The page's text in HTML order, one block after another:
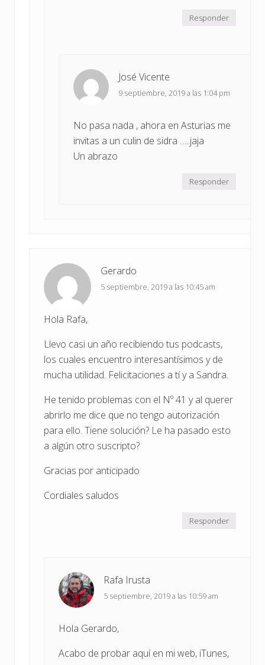
Responder
José Vicente
9 septiembre, 2019 a las 1:04 pm
No pasa nada , ahora en Asturias me
invitas a un culin de sidra …..jaja
Un abrazo
Responder
Gerardo
5 septiembre, 2019 a las 10:45 am
Hola Rafa,
Llevo casi un año recibiendo tus podcasts,
los cuales encuentro interesantísimos y de
mucha utilidad. Felicitaciones a tí y a Sandra.
He tenido problemas con el Nº 41 y al querer
abrirlo me dice que no tengo autorización
para ello. Tiene solución? Le ha pasado esto
a algún otro suscripto?
Gracias por anticipado
Cordiales saludos
Responder
Rafa Irusta
5 septiembre, 2019 a las 10:59 am
Hola Gerardo,
Acabo de probar aquí en mi web, iTunes,